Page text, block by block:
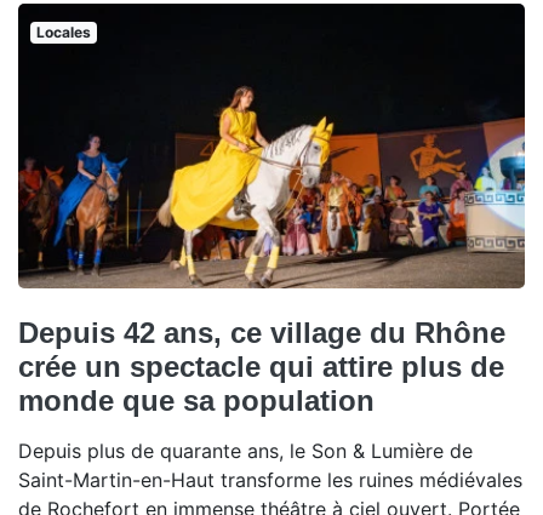
Locales
Depuis 42 ans, ce village du Rhône
crée un spectacle qui attire plus de
monde que sa population
Depuis plus de quarante ans, le Son & Lumière de
Saint-Martin-en-Haut transforme les ruines médiévales
de Rochefort en immense théâtre à ciel ouvert. Portée